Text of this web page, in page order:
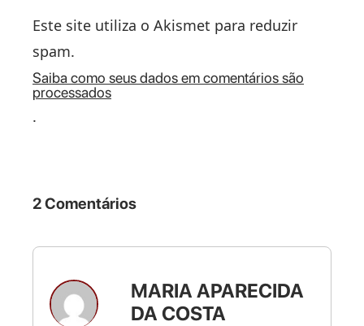
Este site utiliza o Akismet para reduzir
spam.
Saiba como seus dados em comentários são
processados
.
2 Comentários
MARIA APARECIDA
DA COSTA